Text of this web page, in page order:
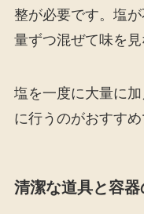
整が必要です。塩
量ずつ混ぜて味を見
塩を一度に大量に
に行うのがおすすめ
清潔な道具と容